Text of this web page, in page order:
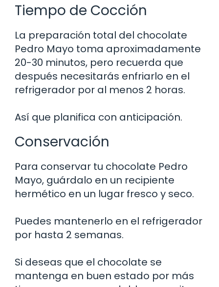
Tiempo de Cocción
La preparación total del chocolate
Pedro Mayo toma aproximadamente
20-30 minutos, pero recuerda que
después necesitarás enfriarlo en el
refrigerador por al menos 2 horas.
Así que planifica con anticipación.
Conservación
Para conservar tu chocolate Pedro
Mayo, guárdalo en un recipiente
hermético en un lugar fresco y seco.
Puedes mantenerlo en el refrigerador
por hasta 2 semanas.
Si deseas que el chocolate se
mantenga en buen estado por más